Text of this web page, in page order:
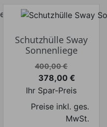
Schutzhülle Sway
Sonnenliege
Verkaufspreis
400,00 €
Preis
378,00 €
Ihr Spar-Preis
Preise inkl. ges.
MwSt.